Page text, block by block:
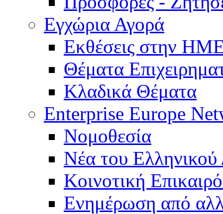
Εγχώρια Αγορά
Εκθέσεις στην
Θέματα
Κλαδικά Θέματα
Enterprise Europe
Νομοθεσία
Νέα του Ελληνικού
Κοινοτική
Ενημέρωση από